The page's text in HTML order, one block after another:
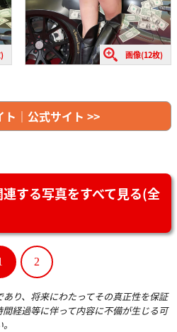
画像(12枚)
ト｜公式サイト >>
連する写真をすべて見る(全
2
り、将来にわたってその真正性を保証
経過等に伴って内容に不備が生じる可